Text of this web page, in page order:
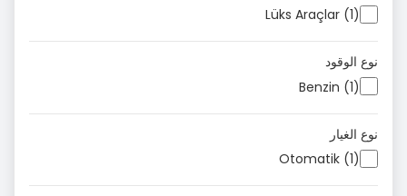
Lüks Araçlar (1)
نوع الوقود
Benzin (1)
نوع الغيار
Otomatik (1)